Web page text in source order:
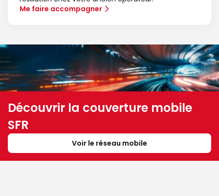
Me faire accompagner
Découvrir la couverture mobile
SFR
Voir le réseau mobile